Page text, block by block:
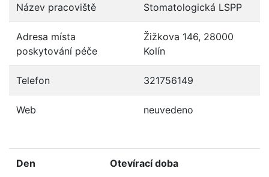
Název pracoviště Stomatologická LSPP
Adresa místa
poskytování péče
Žižkova 146, 28000
Kolín
Telefon 321756149
Web neuvedeno
Den Otevírací doba